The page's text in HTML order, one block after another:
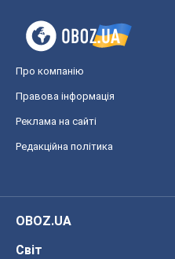
Про компанію
Правова інформація
Реклама на сайті
Редакційна політика
OBOZ.UA
Світ